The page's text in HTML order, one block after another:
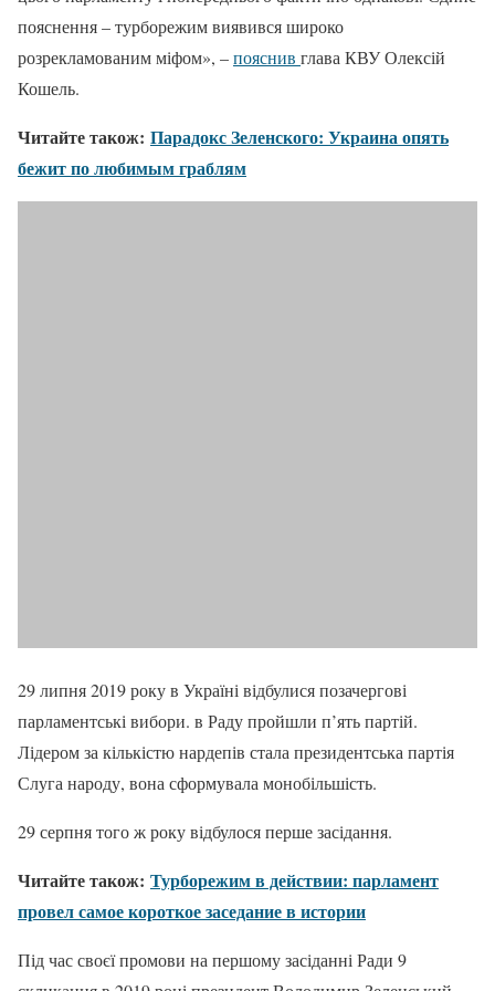
пояснення – турборежим виявився широко
розрекламованим міфом», –пояснив глава КВУ Олексій
Кошель.
Читайте також: Парадокс Зеленского: Украина опять
бежит по любимым граблям
29 липня 2019 року в Україні відбулися позачергові
парламентські вибори. в Раду пройшли п’ять партій.
Лідером за кількістю нардепів стала президентська партія
Слуга народу, вона сформувала монобільшість.
29 серпня того ж року відбулося перше засідання.
Читайте також: Турборежим в действии: парламент
провел самое короткое заседание в истории
Під час своєї промови на першому засіданні Ради 9